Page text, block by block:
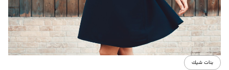
بنات شيك